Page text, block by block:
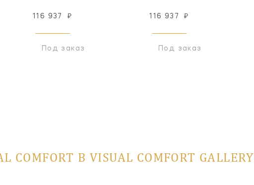
116 937 ₽
Под заказ
116 937 ₽
Под заказ
COMFORT В VISUAL COMFORT GALLERY